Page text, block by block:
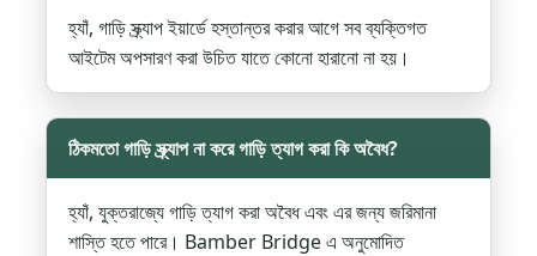
হ্যাঁ, গাড়ি স্ক্র্যাপ ইয়ার্ডে হস্তান্তর করার আগে সব ব্যক্তিগত
আইটেম অপসারণ করা উচিত যাতে কোনো হারানো না হয়।
ঠিকমতো গাড়ি স্ক্র্যাপ না করে গাড়ি ত্যাগ করা কি অবৈধ?
হ্যাঁ, যুক্তরাজ্যে গাড়ি ত্যাগ করা অবৈধ এবং এর জন্য জরিমানা
শাস্তি হতে পারে। Bamber Bridge এ অনুমোদিত